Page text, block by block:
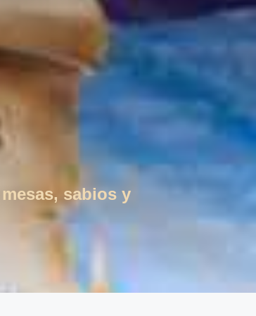
sabios y